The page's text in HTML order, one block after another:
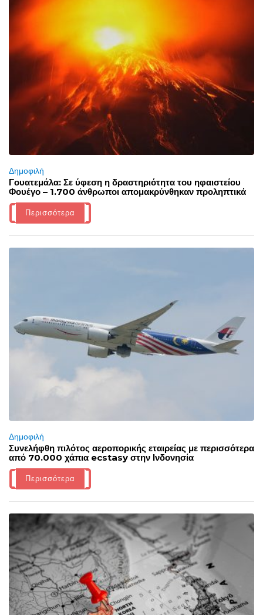
Δημοφιλή
Γουατεμάλα: Σε ύφεση η δραστηριότητα του ηφαιστείου
Φουέγο – 1.700 άνθρωποι απομακρύνθηκαν προληπτικά
Περισσότερα
Δημοφιλή
Συνελήφθη πιλότος αεροπορικής εταιρείας με περισσότερα
από 70.000 χάπια ecstasy στην Ινδονησία
Περισσότερα